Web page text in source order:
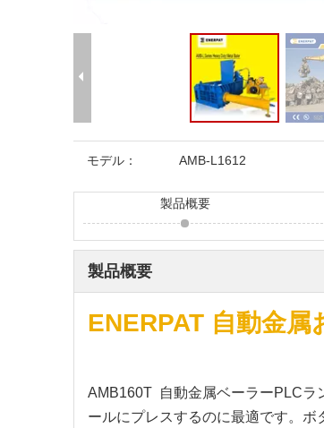
モデル： AMB-L1612
製品概要
製品概要
ENERPAT 自動金
AMB160T 自動金属ベーラーPLCラ
ールにプレスするのに最適です。